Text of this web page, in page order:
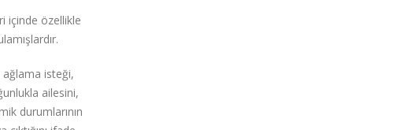
içinde özellikle
ağlama isteği,
ailesini,
durumlarının